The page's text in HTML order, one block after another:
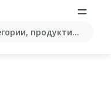
продукти...